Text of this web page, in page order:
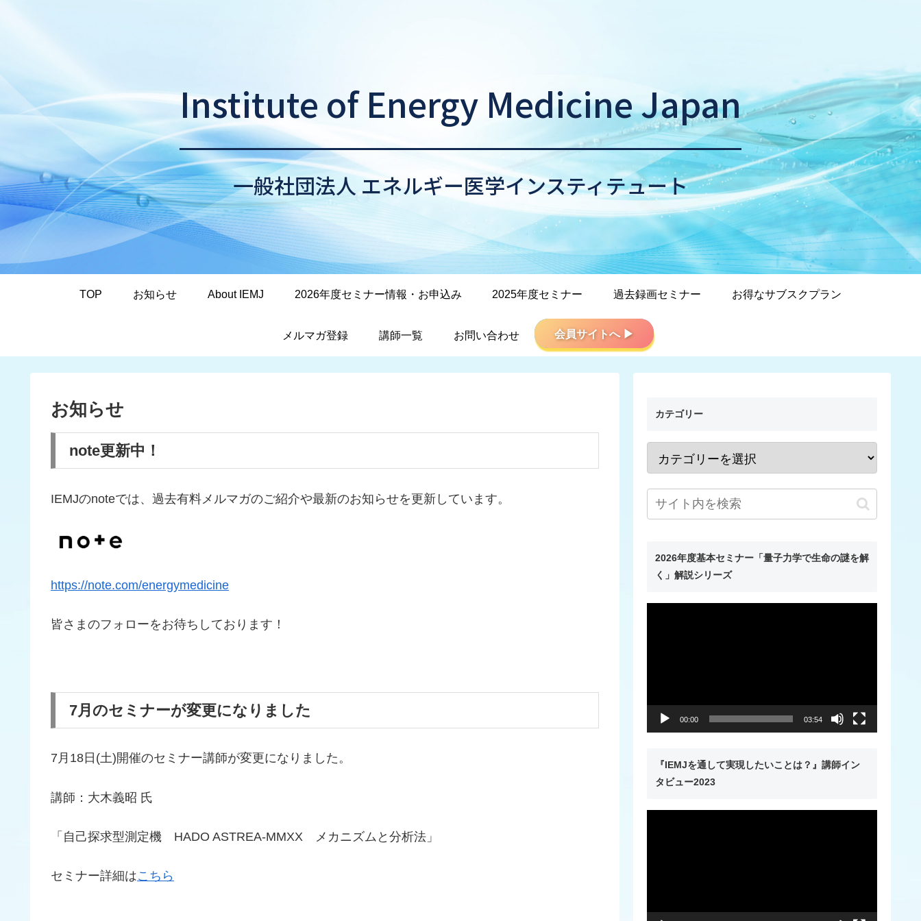
Institute of Energy Medicine Japan
一般社団法人 エネルギー医学インスティテュート
TOP お知らせ About IEMJ 2026年度セミナー情報・お申込み 2025年度セミナー 過去録画セミナー お得なサブスクプラン
メルマガ登録 講師一覧 お問い合わせ 会員サイトへ ▶
お知らせ
note更新中！
IEMJのnoteでは、過去有料メルマガのご紹介や最新のお知らせを更新しています。
https://note.com/energymedicine
皆さまのフォローをお待ちしております！
7月のセミナーが変更になりました
7月18日(土)開催のセミナー講師が変更になりました。
講師：大木義昭 氏
「自己探求型測定機 HADO ASTREA-MMXX メカニズムと分析法」
セミナー詳細はこちら
カテゴリー
2026年度基本セミナー「量子力学で生命の謎を解
く」解説シリーズ
ヤ
00:00 03:54
『IEMJを通して実現したいことは？』講師イン
タビュー2023
ヤ